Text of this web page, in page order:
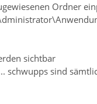
Ordner
sichtbar
schwupps sind